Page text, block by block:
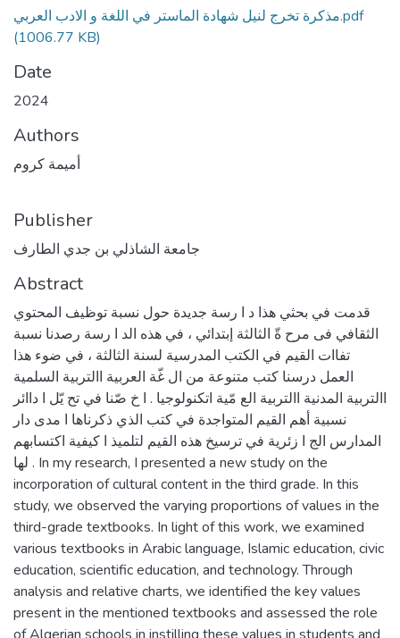
مذكرة تخرج لنيل شهادة الماستر في اللغة و الادب العربي.pdf
(1006.77 KB)
Date
2024
Authors
أميمة كروم
Publisher
جامعة الشاذلي بن جدي الطارف
Abstract
قدمت في بحثي هذا د ا رسة جديدة حول نسبة توظيف المحتوي
الثقافي فى مرح ةّ الثالثة إبتدائي ، في هذه الد ا رسة رصدنا نسبة
تفاات القيم في الكتب المدرسية لسنة الثالثة ، في ضوء هذا
العمل درسنا كتب متنوعة من ال غّة العربية االتربية السلمية
االتربية المدنية االتربية الع مّية اتكنولوجيا . ا خ صّنا في تح يّل ا داائر
نسبية أهم القيم المتواجدة في كتب الذي ذكرناها ا مدى دار
المدارس الج ا زئرية في ترسيخ هذه القيم لتلميذ ا كيفية اكتسابهم
لها . In my research, I presented a new study on the
incorporation of cultural content in the third grade. In this
study, we observed the varying proportions of values in the
third-grade textbooks. In light of this work, we examined
various textbooks in Arabic language, Islamic education, civic
education, scientific education, and technology. Through
analysis and relative charts, we identified the key values
present in the mentioned textbooks and assessed the role
of Algerian schools in instilling these values in students and